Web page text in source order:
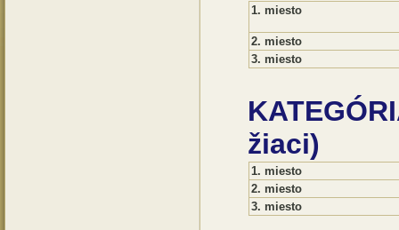
1. miesto
2. miesto
3. miesto
žiaci)
1. miesto
2. miesto
3. miesto